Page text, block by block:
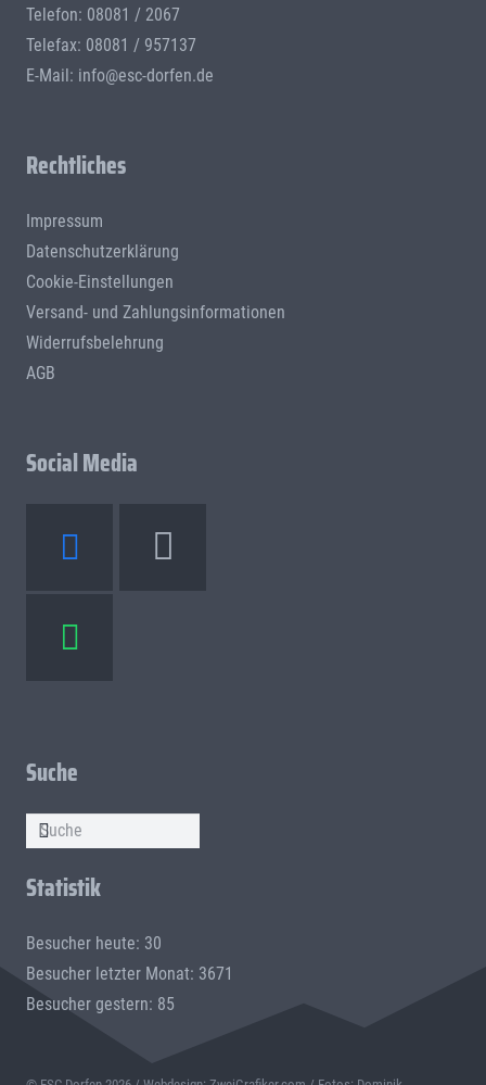
Telefon: 08081 / 2067
Telefax: 08081 / 957137
E-Mail: info@esc-dorfen.de
Rechtliches
Impressum
Datenschutzerklärung
Cookie-Einstellungen
Versand- und Zahlungsinformationen
Widerrufsbelehrung
AGB
Social Media
Suche
Statistik
Besucher heute: 30
Besucher letzter Monat: 3671
Besucher gestern: 85